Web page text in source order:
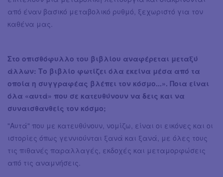
από έναν βασικό μεταβολικό ρυθμό, ξεχωριστό για τον
καθένα μας.
Στο οπισθόφυλλο του βιβλίου αναφέρεται μεταξύ
άλλων: Το βιβλίο φωτίζει όλα εκείνα μέσα από τα
οποία η συγγραφέας βλέπει τον κόσμο...». Ποια είναι
όλα «αυτά» που σε κατευθύνουν να δεις και να
συναισθανθείς τον κόσμο;
"Αυτά" που με κατευθύνουν, νομίζω, είναι οι εικόνες και οι
ιστορίες όπως γεννιούνται ξανά και ξανά, με όλες τους
τις πιθανές παραλλαγές, εκδοχές και μεταμορφώσεις
από τις αναμνήσεις.